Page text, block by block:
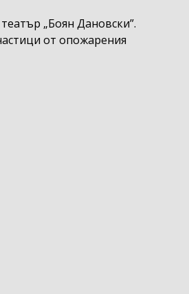
„Боян Дановски”.
от опожарения